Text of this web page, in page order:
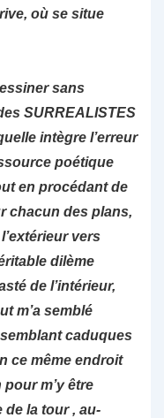
où se situe
sans
SURREALISTES
intègre l’erreur
poétique
en procédant de
chacun des plans,
vers
dilème
de l’intérieur,
m’a semblé
caduques
ce même endroit
m’y être
de la tour , au-